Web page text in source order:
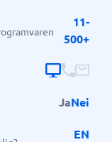
11-
500+
JaNei
EN